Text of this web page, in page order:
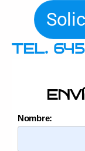
TEL. 645
Nombre: